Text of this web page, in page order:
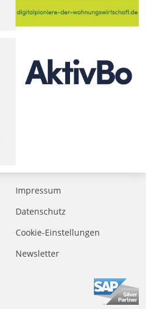
Impressum
Datenschutz
Cookie-Einstellungen
Newsletter